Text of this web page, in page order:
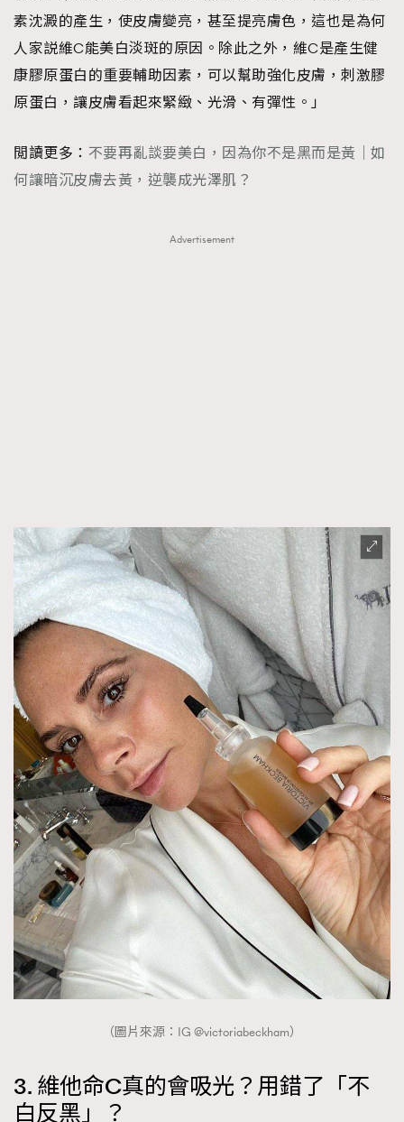
素沈澱的產生，使皮膚變亮，甚至提亮膚色，這也是為何
人家説維C能美白淡斑的原因。除此之外，維C是產生健
康膠原蛋白的重要輔助因素，可以幫助強化皮膚，刺激膠
原蛋白，讓皮膚看起來緊緻、光滑、有彈性。」
閲讀更多： 不要再亂談要美白，因為你不是黑而是黃｜如
何讓暗沉皮膚去黃，逆襲成光澤肌？
Advertisement
（圖片來源：IG @victoriabeckham）
3. 維他命C真的會吸光？用錯了「不
白反黑」？